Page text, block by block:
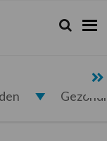
Zoeken...
Zoek